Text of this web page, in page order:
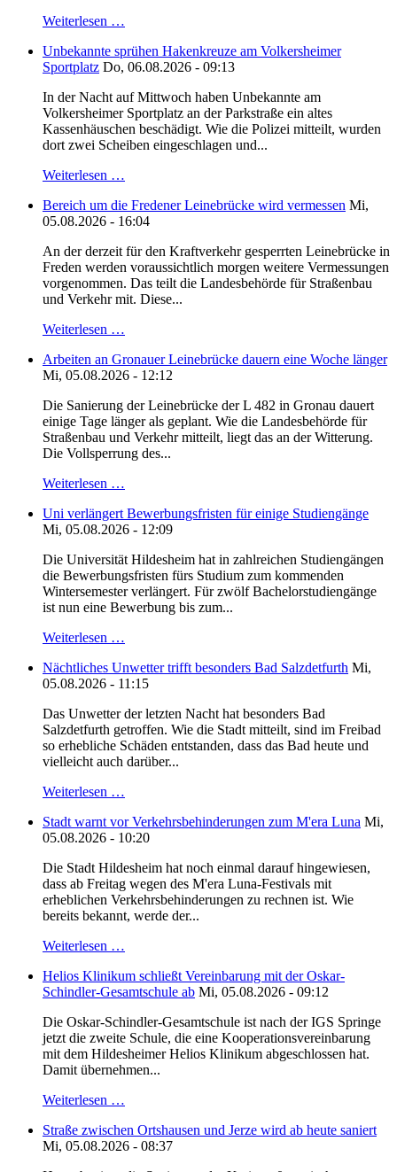
Weiterlesen …
Unbekannte sprühen Hakenkreuze am Volkersheimer
Sportplatz Do, 06.08.2026 - 09:13
In der Nacht auf Mittwoch haben Unbekannte am
Volkersheimer Sportplatz an der Parkstraße ein altes
Kassenhäuschen beschädigt. Wie die Polizei mitteilt, wurden
dort zwei Scheiben eingeschlagen und...
Weiterlesen …
Bereich um die Fredener Leinebrücke wird vermessen Mi,
05.08.2026 - 16:04
An der derzeit für den Kraftverkehr gesperrten Leinebrücke in
Freden werden voraussichtlich morgen weitere Vermessungen
vorgenommen. Das teilt die Landesbehörde für Straßenbau
und Verkehr mit. Diese...
Weiterlesen …
Arbeiten an Gronauer Leinebrücke dauern eine Woche länger
Mi, 05.08.2026 - 12:12
Die Sanierung der Leinebrücke der L 482 in Gronau dauert
einige Tage länger als geplant. Wie die Landesbehörde für
Straßenbau und Verkehr mitteilt, liegt das an der Witterung.
Die Vollsperrung des...
Weiterlesen …
Uni verlängert Bewerbungsfristen für einige Studiengänge
Mi, 05.08.2026 - 12:09
Die Universität Hildesheim hat in zahlreichen Studiengängen
die Bewerbungsfristen fürs Studium zum kommenden
Wintersemester verlängert. Für zwölf Bachelorstudiengänge
ist nun eine Bewerbung bis zum...
Weiterlesen …
Nächtliches Unwetter trifft besonders Bad Salzdetfurth Mi,
05.08.2026 - 11:15
Das Unwetter der letzten Nacht hat besonders Bad
Salzdetfurth getroffen. Wie die Stadt mitteilt, sind im Freibad
so erhebliche Schäden entstanden, dass das Bad heute und
vielleicht auch darüber...
Weiterlesen …
Stadt warnt vor Verkehrsbehinderungen zum M'era Luna Mi,
05.08.2026 - 10:20
Die Stadt Hildesheim hat noch einmal darauf hingewiesen,
dass ab Freitag wegen des M'era Luna-Festivals mit
erheblichen Verkehrsbehinderungen zu rechnen ist. Wie
bereits bekannt, werde der...
Weiterlesen …
Helios Klinikum schließt Vereinbarung mit der Oskar-
Schindler-Gesamtschule ab Mi, 05.08.2026 - 09:12
Die Oskar-Schindler-Gesamtschule ist nach der IGS Springe
jetzt die zweite Schule, die eine Kooperationsvereinbarung
mit dem Hildesheimer Helios Klinikum abgeschlossen hat.
Damit übernehmen...
Weiterlesen …
Straße zwischen Ortshausen und Jerze wird ab heute saniert
Mi, 05.08.2026 - 08:37